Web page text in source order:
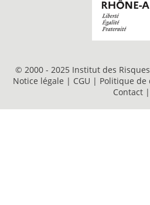
© 2000 - 2025 Institut des
Notice légale | CGU | Politique de
Contact |